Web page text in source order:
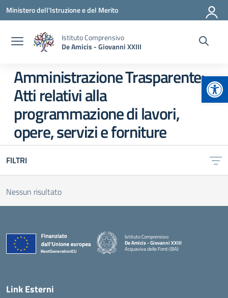
Vai ai contenuti
Vai al menu di navigazione
Vai al footer
Ministero dell'Istruzione e del Merito
Istituto Comprensivo
De Amicis - Giovanni XXIII
Amministrazione Trasparente:
Atti relativi alla
programmazione di lavori,
opere, servizi e forniture
FILTRI
Nessun risultato
Istituto Comprensivo
De Amicis - Giovanni XXIII
Acquaviva delle Fonti (BA)
— Visita la pagina iniziale della scuola
Link Esterni